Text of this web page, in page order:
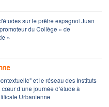
sur le prêtre espagnol Juan
du Collège « de
»
et le réseau des Instituts
d’une journée d’étude à
Urbanienne